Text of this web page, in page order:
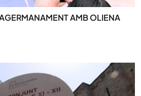
AMB OLIENA